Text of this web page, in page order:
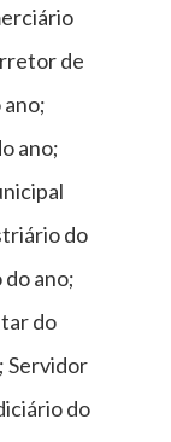
de
ano;
do
ano;
do
Servidor
do